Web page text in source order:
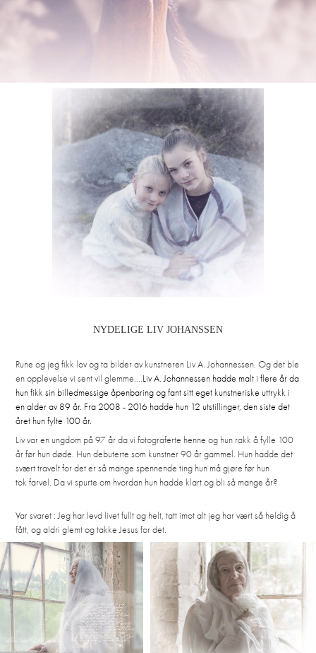
NYDELIGE LIV JOHANSSEN
Rune og jeg fikk lov og ta bilder av kunstneren Liv A. Johannessen. Og det ble
en opplevelse vi sent vil glemme....Liv A. Johannessen hadde malt i flere år da
hun fikk sin billedmessige åpenbaring og fant sitt eget kunstneriske uttrykk i
en alder av 89 år. Fra 2008 - 2016 hadde hun 12 utstillinger, den siste det
året hun fylte 100 år.
Liv var en ungdom på 97 år da vi fotograferte henne og hun rakk å fylle 100
år før hun døde. Hun debuterte som kunstner 90 år gammel. Hun hadde det
svært travelt for det er så mange spennende ting hun må gjøre før hun
tok farvel. Da vi spurte om hvordan hun hadde klart og bli så mange år?
Var svaret : Jeg har levd livet fullt og helt, tatt imot alt jeg har vært så heldig å
fått, og aldri glemt og takke Jesus for det.